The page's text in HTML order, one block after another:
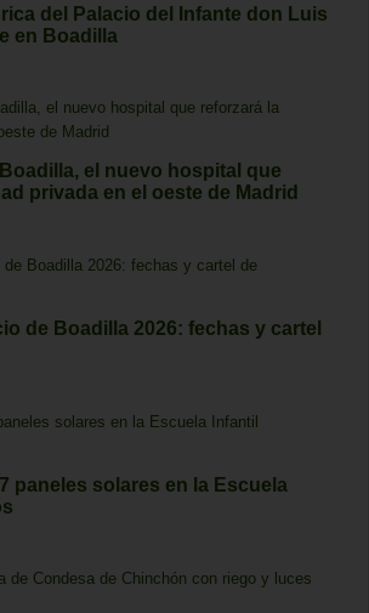
del Palacio del Infante don Luis
en Boadilla
el nuevo hospital que
privada en el oeste de Madrid
de Boadilla 2026: fechas y cartel
paneles solares en la Escuela